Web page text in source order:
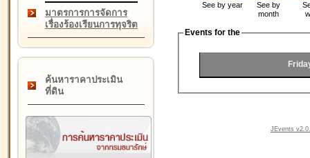
มาตรการการจัดการ
เรื่องร้องเรียนการทุจริต
ค้นหาราคาประเมิน
ที่ดิน
See by year
See by
month
Events for the
JEvents